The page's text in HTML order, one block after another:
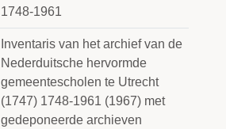
1748-1961
Inventaris van het archief van de
Nederduitsche hervormde
gemeentescholen te Utrecht
(1747) 1748-1961 (1967) met
gedeponeerde archieven